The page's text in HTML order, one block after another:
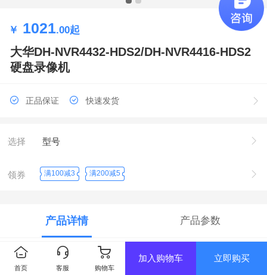
￥ 1021.00起
大华DH-NVR4432-HDS2/DH-NVR4416-HDS2
硬盘录像机
正品保证 快速发货
选择 型号
领券 满100减3 满200减5
产品详情 产品参数
商品毛重：7.5kg 商品产地：中国大陆 夜视类型：无夜
视类型存储编码：H.265
首页 客服 购物车
加入购物车 立即购买